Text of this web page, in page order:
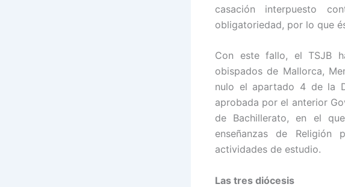
casación interpuesto
obligatoriedad, por lo que
Con este fallo, el TSJB
obispados de Mallorca,
nulo el apartado 4 de la
aprobada por el anterior
de Bachillerato, en el
enseñanzas de
actividades de estudio.
Las tres diócesis